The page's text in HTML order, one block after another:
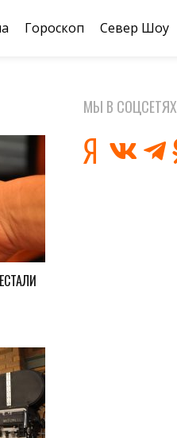
Гороскоп Север Шоу
МЫ В СОЦСЕТЯХ